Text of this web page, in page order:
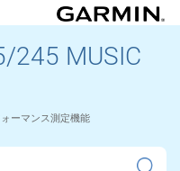
245 MUSIC
ーマンス測定機能